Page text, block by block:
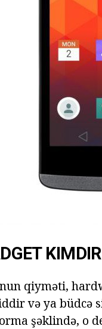
qiyməti,
və ya büdcə
şəklində, o